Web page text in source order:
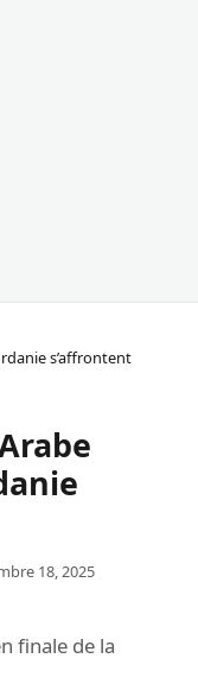
s’affrontent
18, 2025
finale de la